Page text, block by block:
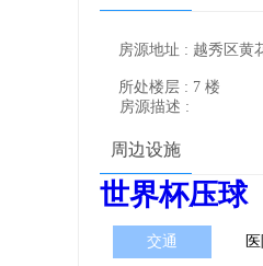
房源地址 : 越秀区黄
所处楼层 : 7 楼
房源描述 :
周边设施